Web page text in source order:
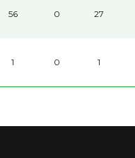
56 0 27
1 0 1